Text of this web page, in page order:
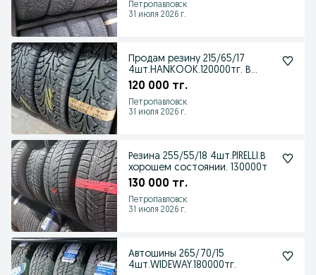
Петропавловск
31 июля 2026 г.
Продам резину 215/65/17
4шт.HANKOOK.120000тг. В
отличном состоянии
120 000 тг.
Петропавловск
31 июля 2026 г.
Резина 255/55/18 4шт.PIRELLI.В
хорошем состоянии. 130000т
130 000 тг.
Петропавловск
31 июля 2026 г.
Автошины 265/70/15
4шт.WIDEWAY.180000тг.